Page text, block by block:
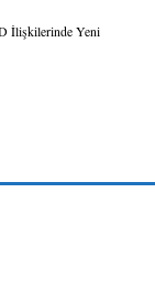
İlişkilerinde Yeni